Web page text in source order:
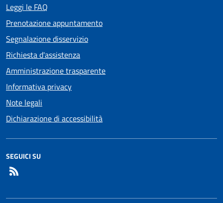
Leggi le FAQ
Prenotazione appuntamento
Segnalazione disservizio
Richiesta d'assistenza
Amministrazione trasparente
Informativa privacy
Note legali
Dichiarazione di accessibilità
SEGUICI SU